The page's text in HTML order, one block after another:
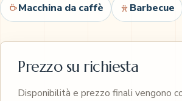
Macchina da caffè Barbecue
Prezzo su richiesta
Disponibilità e prezzo finali vengono